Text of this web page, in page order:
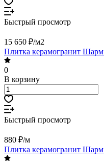
Быстрый просмотр
15 650 ₽/м2
Плитка керамогранит
0
В корзину
Быстрый просмотр
880 ₽/м
Плитка керамогранит